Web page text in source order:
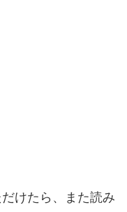
けたら、また読み